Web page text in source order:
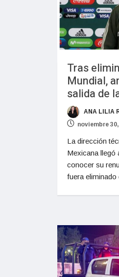
Tras
Mundial,
salida de
ANA LILIA
noviembre
La dirección
Mexicana llegó
conocer su
fuera eliminado